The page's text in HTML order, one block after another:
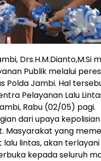
Drs.H.M.Dianto,M.Si
Publik melalui
Jambi. Hal
Pelayanan Lalu
Rabu (02/05) pagi.
dari upaya
Masyarakat yang
lintas, akan
kepada seluruh